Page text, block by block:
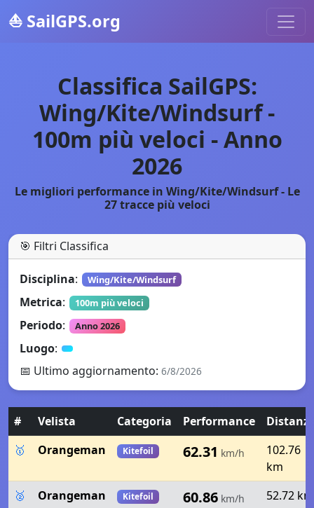
⛵ SailGPS.org
Classifica SailGPS:
Wing/Kite/Windsurf -
100m più veloci - Anno
2026
Le migliori performance in Wing/Kite/Windsurf - Le
27 tracce più veloci
🎯 Filtri Classifica
Disciplina: Wing/Kite/Windsurf
Metrica: 100m più veloci
Periodo: Anno 2026
Luogo:
📅 Ultimo aggiornamento: 6/8/2026
# Velista Categoria Performance
🥇
Orangeman Kitefoil 62.31 km/h
102.76
km
🥈
Orangeman Kitefoil 60.86 km/h 52.72 km